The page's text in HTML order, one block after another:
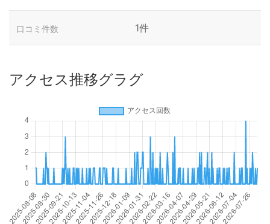
口コミ件数 1件
アクセス推移グラグ